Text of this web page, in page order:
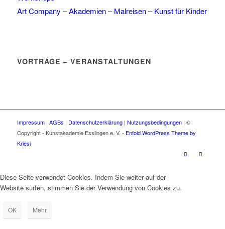
Art Company – Akademien – Malreisen – Kunst für Kinder
VORTRÄGE – VERANSTALTUNGEN
Impressum| AGBs | Datenschutzerklärung| Nutzungsbedingungen| ©
Copyright - Kunstakademie Esslingen e. V. - Enfold WordPress Theme by
Kriesi
Diese Seite verwendet Cookies. Indem Sie weiter auf der
Website surfen, stimmen Sie der Verwendung von Cookies zu.
OK Mehr